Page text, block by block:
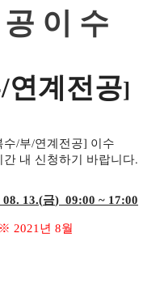
수
/연계전공]
수/부/연계전공] 이수
내 신청하기 바랍니다.
08. 13.(금) 09:00 ~ 17:00
※ 2021년 8월